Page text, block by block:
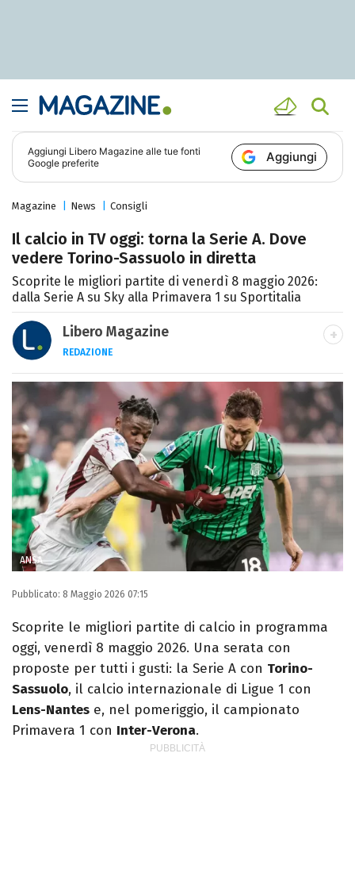
Aggiungi Libero Magazine alle tue fonti
Google preferite
Aggiungi
Magazine News Consigli
Il calcio in TV oggi: torna la Serie A. Dove
vedere Torino-Sassuolo in diretta
Scoprite le migliori partite di venerdì 8 maggio 2026:
dalla Serie A su Sky alla Primavera 1 su Sportitalia
Libero Magazine
REDAZIONE
E-MAIL
INSTAGRAM FACEBOOK
Libero Magazine è il canale del portale
Libero.it dedicato al mondo della
televisione, dello spettacolo e del gossip.
ANSA
Pubblicato: 8 Maggio 2026 07:15
Scoprite le migliori partite di calcio in programma
oggi, venerdì 8 maggio 2026. Una serata con
proposte per tutti i gusti: la Serie A con Torino-
Sassuolo, il calcio internazionale di Ligue 1 con
Lens-Nantes e, nel pomeriggio, il campionato
Primavera 1 con Inter-Verona.